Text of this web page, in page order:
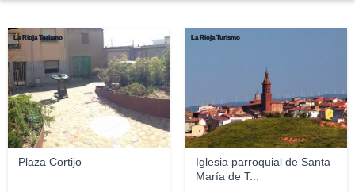
Plaza Cortijo
La Rioja Turismo
Iglesia parroquial de Santa
María de T...
La Rioja Turismo